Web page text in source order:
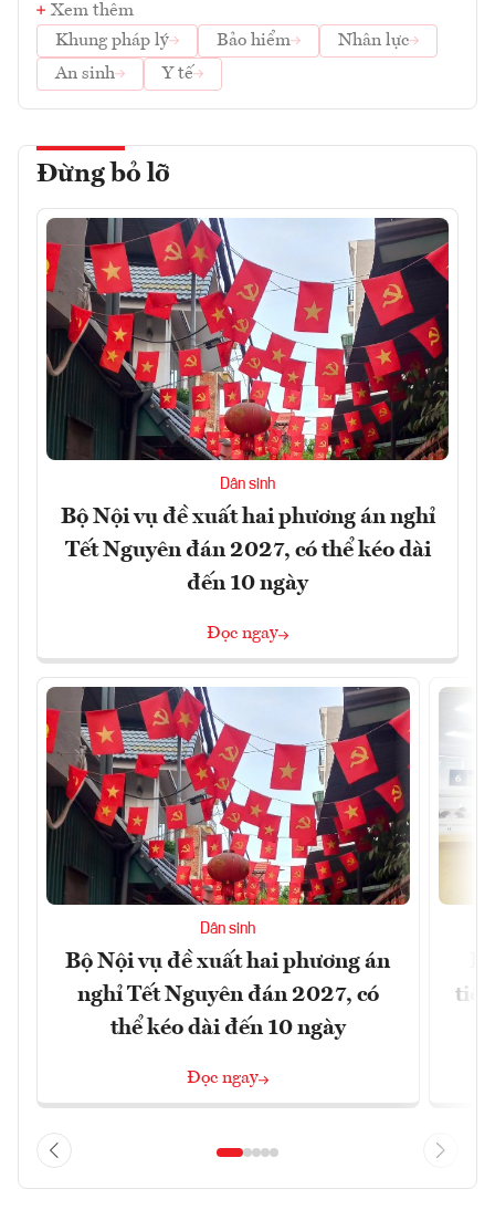
Xem thêm
Khung pháp lý
Bảo hiểm
Nhân lực
An sinh
Y tế
Đừng bỏ lỡ
Dân sinh
Bộ Nội vụ đề xuất hai phương án nghỉ
Tết Nguyên đán 2027, có thể kéo dài
đến 10 ngày
Đọc ngay
Dân sinh
Bộ Nội vụ đề xuất hai phương án
nghỉ Tết Nguyên đán 2027, có
thể kéo dài đến 10 ngày
Đọc ngay